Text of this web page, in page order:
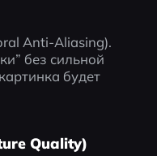
Anti-Aliasing).
без сильной
будет
Quality)